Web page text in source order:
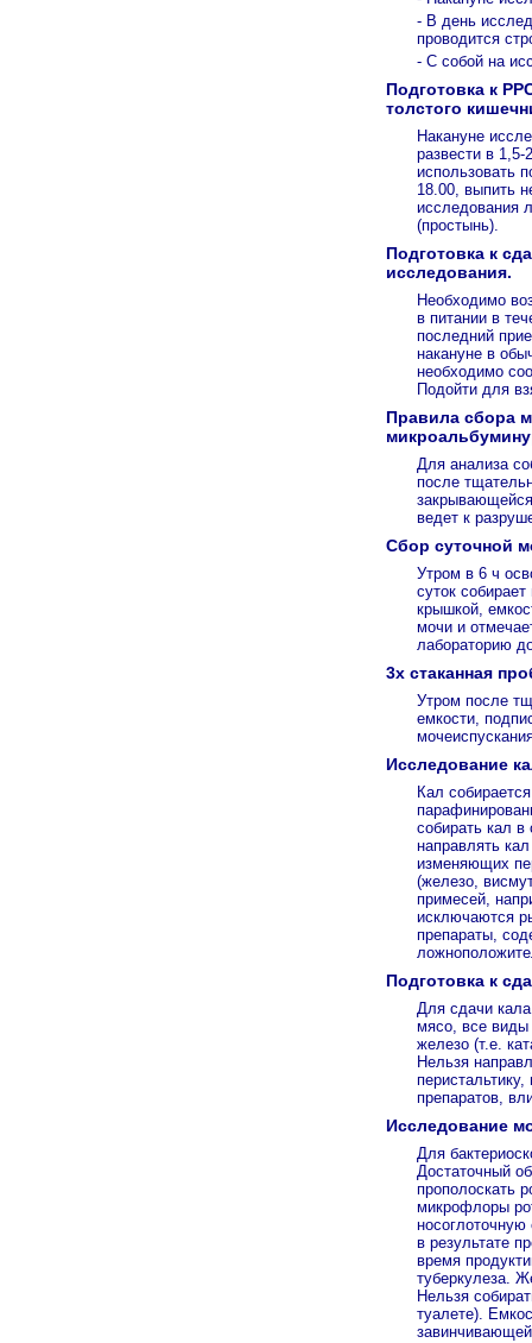
- В день
проводится
- С собой на
Подготовка к
толстого
Накануне
развести в
использовать
18.00, выпить
исследования
(простынь).
Подготовка к
исследования.
Необходимо
в питании в
последний
накануне в
необходимо
Подойти для
Правила сбора
Для анализа
после
ведет к
Сбор суточной
Утром в 6 ч
суток
крышкой,
мочи и
лабораторию
3х стаканная
Утром после
емкости,
Исследование
Кал
собирать кал
направлять
изменяющих
(железо,
примесей,
исключаются
препараты,
Подготовка к
Для сдачи
мясо, все
железо (т.е.
Нельзя
препаратов,
Исследование
Для
Достаточный
прополоскать
микрофлоры
в результате
время
туберкулеза.
Нельзя
туалете).